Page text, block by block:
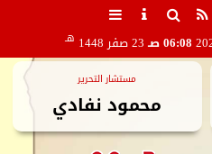
06:08 صـ 23 صفر 1448 هـ
مستشار التحرير
محمود نفادي